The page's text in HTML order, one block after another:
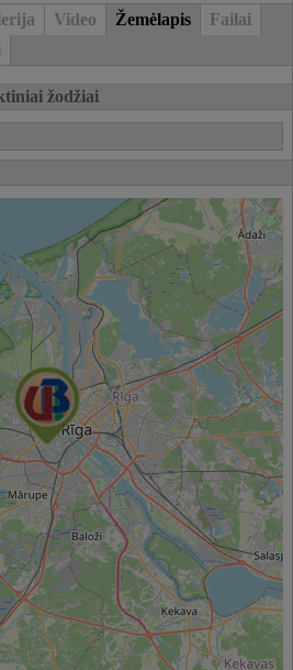
Video Žemėlapis
Failai
žodžiai